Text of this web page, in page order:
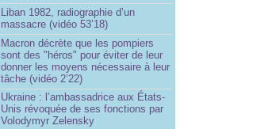
Liban 1982, radiographie d’un
massacre (vidéo 53’18)
Macron décrète que les pompiers
sont des "héros" pour éviter de leur
donner les moyens nécessaire à leur
tâche (vidéo 2’22)
Ukraine : l’ambassadrice aux États-
Unis révoquée de ses fonctions par
Volodymyr Zelensky